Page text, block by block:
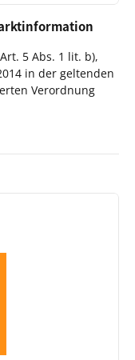
5 Abs. 1 lit. b),
in der geltenden
Verordnung